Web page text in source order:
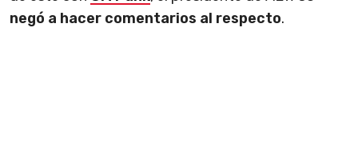
negó a hacer comentarios al respecto.